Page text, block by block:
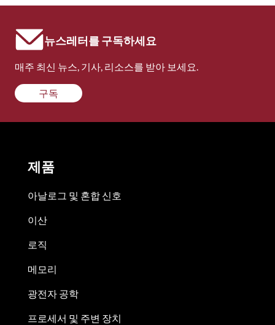
뉴스레터를 구독하세요
매주 최신 뉴스, 기사, 리소스를 받아 보세요.
구독
제품
아날로그 및 혼합 신호
이산
로직
메모리
광전자 공학
프로세서 및 주변 장치